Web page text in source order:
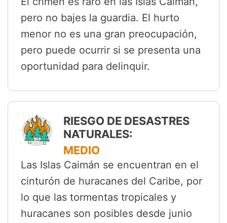
pero no bajes la guardia. El hurto
menor no es una gran preocupación,
pero puede ocurrir si se presenta una
oportunidad para delinquir.
RIESGO DE DESASTRES
NATURALES:
MEDIO
Las Islas Caimán se encuentran en el
cinturón de huracanes del Caribe, por
lo que las tormentas tropicales y
huracanes son posibles desde junio